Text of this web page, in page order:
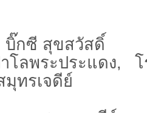
บิ๊กซี สุขสวัสดิ์
โลพระประแดง, โ
มุทรเจดีย์